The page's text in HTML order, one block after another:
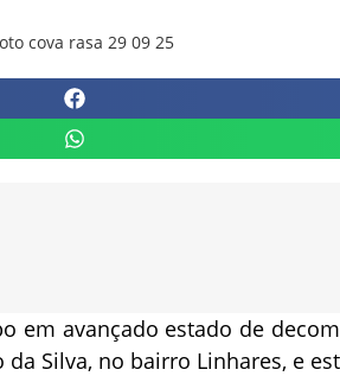
avançado estado de
Silva, no bairro Linhares, e